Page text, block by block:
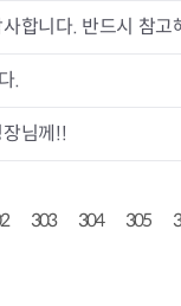
합니다. 반드시 참고
.
님께!!
303 304 305